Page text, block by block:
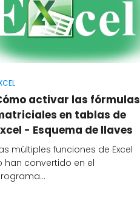
activar las fórmulas
en tablas de
- Esquema de llaves
múltiples funciones de Excel
han convertido en el